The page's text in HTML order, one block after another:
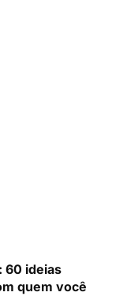
60 ideias
quem você